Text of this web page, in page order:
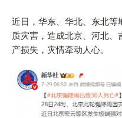
近日，华东、华北、东北等
质灾害，造成北京、河北
产损失，灾情牵动人心。